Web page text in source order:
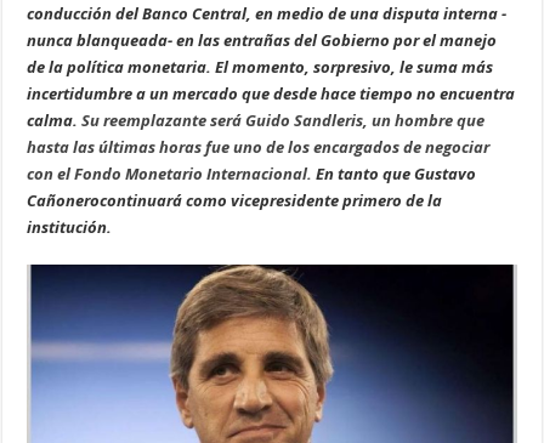
conducción del Banco Central, en medio de una disputa interna -
nunca blanqueada- en las entrañas del Gobierno por el manejo
de la política monetaria. El momento, sorpresivo, le suma más
incertidumbre a un mercado que desde hace tiempo no encuentra
calma.Su reemplazante será Guido Sandleris, un hombre que
hasta las últimas horas fue uno de los encargados de negociar
con el Fondo Monetario Internacional. En tanto que Gustavo
Cañonerocontinuará como vicepresidente primero de la
institución.